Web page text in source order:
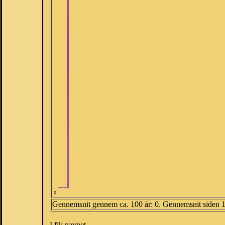
0
Gennemsnit gennem ca. 100 år: 0. Gennemsnit siden